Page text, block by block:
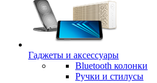
Гаджеты и аксессуары
Bluetooth колонки
Ручки и стилусы